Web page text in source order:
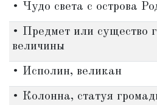
• Чудо света с острова
• Предмет или существо
величины
• Исполин, великан
• Колонна, статуя